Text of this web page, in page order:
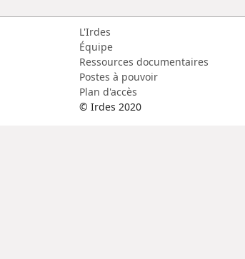
L'Irdes
Équipe
Ressources documentaires
Postes à pouvoir
Plan d'accès
© Irdes 2020